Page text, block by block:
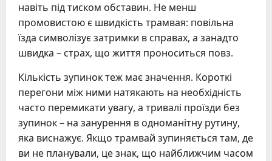
навіть під тиском обставин. Не менш
промовистою є швидкість трамвая: повільна
їзда символізує затримки в справах, а занадто
швидка – страх, що життя проноситься повз.
Кількість зупинок теж має значення. Короткі
перегони між ними натякають на необхідність
часто перемикати увагу, а тривалі проїзди без
зупинок – на занурення в одноманітну рутину,
яка виснажує. Якщо трамвай зупиняється там, де
ви не планували, це знак, що найближчим часом